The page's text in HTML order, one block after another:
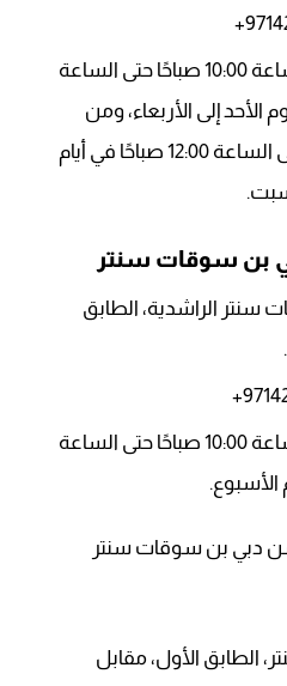
: من الساعة 10:00 صباحًا حتى الساعة
الأحد إلى الأربعاء، ومن
الساعة 10:00 صباحًا حتى الساعة 12:00 صباحًا في أيام
بن سوقات سنتر
سنتر الراشدية، الطابق
: من الساعة 10:00 صباحًا حتى الساعة
الطابق الأول، مقابل